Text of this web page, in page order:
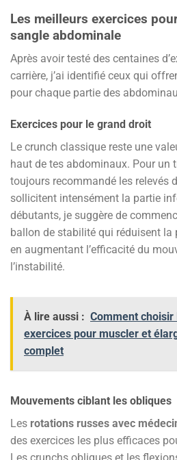
Les meilleurs exercices
sangle abdominale
Après avoir testé des centaines
carrière, j’ai identifié ceux qui
pour chaque partie des
Exercices pour le grand droit
Le crunch classique reste une
haut de tes abdominaux. Pour un
toujours recommandé les relevés
sollicitent intensément la partie
débutants, je suggère de
ballon de stabilité qui réduisent la
en augmentant l’efficacité du
l’instabilité.
À lire aussi : Comment
exercices pour muscler et
complet
Mouvements ciblant les obliques
Les rotations russes avec
des exercices les plus efficaces